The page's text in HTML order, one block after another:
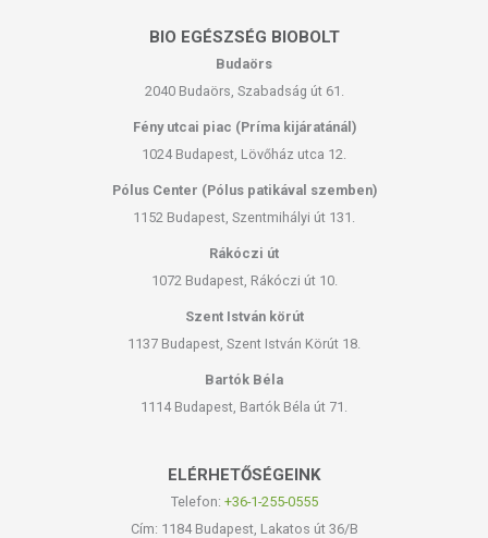
BIO EGÉSZSÉG BIOBOLT
Budaörs
2040 Budaörs, Szabadság út 61.
Fény utcai piac (Príma kijáratánál)
1024 Budapest, Lövőház utca 12.
Pólus Center (Pólus patikával szemben)
1152 Budapest, Szentmihályi út 131.
Rákóczi út
1072 Budapest, Rákóczi út 10.
Szent István körút
1137 Budapest, Szent István Körút 18.
Bartók Béla
1114 Budapest, Bartók Béla út 71.
ELÉRHETŐSÉGEINK
Telefon: +36-1-255-0555
Cím: 1184 Budapest, Lakatos út 36/B